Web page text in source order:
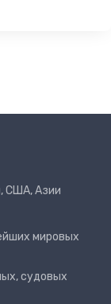
США, Азии
мировых
судовых